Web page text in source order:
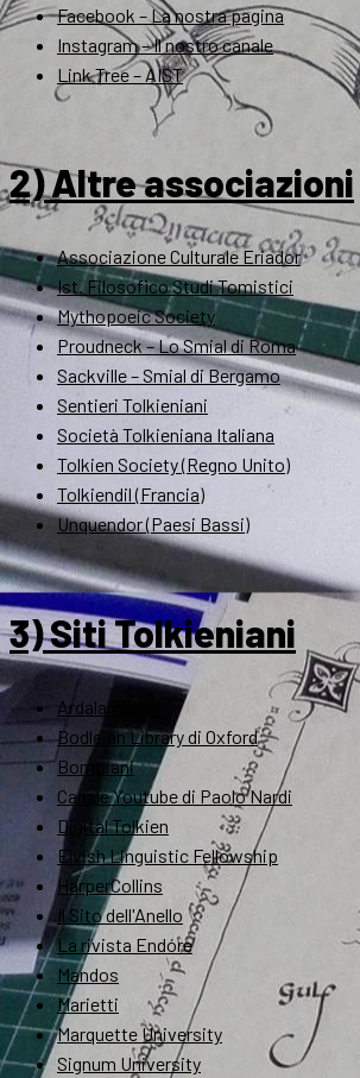
Facebook – La nostra pagina
Instagram – Il nostro canale
Link Tree – AIST
2) Altre associazioni
Associazione Culturale Eriador
Ist. Filosofico Studi Tomistici
Mythopoeic Society
Proudneck – Lo Smial di Roma
Sackville – Smial di Bergamo
Sentieri Tolkieniani
Società Tolkieniana Italiana
Tolkien Society (Regno Unito)
Tolkiendil (Francia)
Unquendor (Paesi Bassi)
3) Siti Tolkieniani
Ardalambion
Bodleian Library di Oxford
Bompiani
Canale Youtube di Paolo Nardi
Digital Tolkien
Elvish Linguistic Fellowship
HarperCollins
Il Sito dell'Anello
La rivista Endóre
Mandos
Marietti
Marquette University
Signum University